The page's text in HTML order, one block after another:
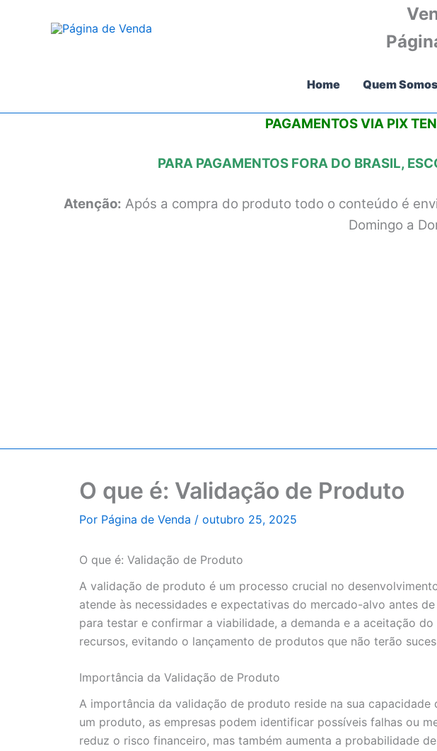
Home Quem Somos
PAGAMENTOS VIA PIX
PARA PAGAMENTOS FORA DO BRASIL,
Atenção: Após a compra do produto todo o conteúdo é
Domingo a
O que é: Validação de Produto
Por Página de Venda / outubro 25, 2025
O que é: Validação de Produto
A validação de produto é um processo crucial no
atende às necessidades e expectativas do mercado-alvo antes
para testar e confirmar a viabilidade, a demanda e a aceitação
recursos, evitando o lançamento de produtos que não terão
Importância da Validação de Produto
A importância da validação de produto reside na sua
um produto, as empresas podem identificar possíveis falhas ou
reduz o risco financeiro, mas também aumenta a probabilidade